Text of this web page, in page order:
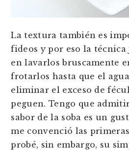
La textura también es
fideos y por eso la técnica
en lavarlos bruscamente
frotarlos hasta que el
eliminar el exceso de
peguen. Tengo que
sabor de la soba es un
me convenció las
probé, sin embargo, su